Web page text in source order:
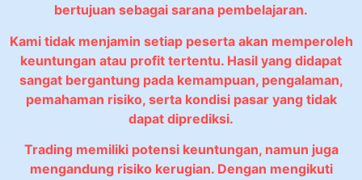
bertujuan sebagai sarana pembelajaran.
Kami tidak menjamin setiap peserta akan memperoleh
keuntungan atau profit tertentu. Hasil yang didapat
sangat bergantung pada kemampuan, pengalaman,
pemahaman risiko, serta kondisi pasar yang tidak
dapat diprediksi.
Trading memiliki potensi keuntungan, namun juga
mengandung risiko kerugian. Dengan mengikuti